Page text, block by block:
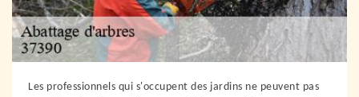
Les professionnels qui s'occupent des jardins ne peuvent pas